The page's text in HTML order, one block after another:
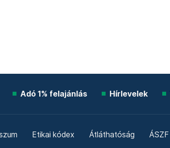
Adó 1% felajánlás Hírlevelek
Etikai kódex Átláthatóság ÁSZF